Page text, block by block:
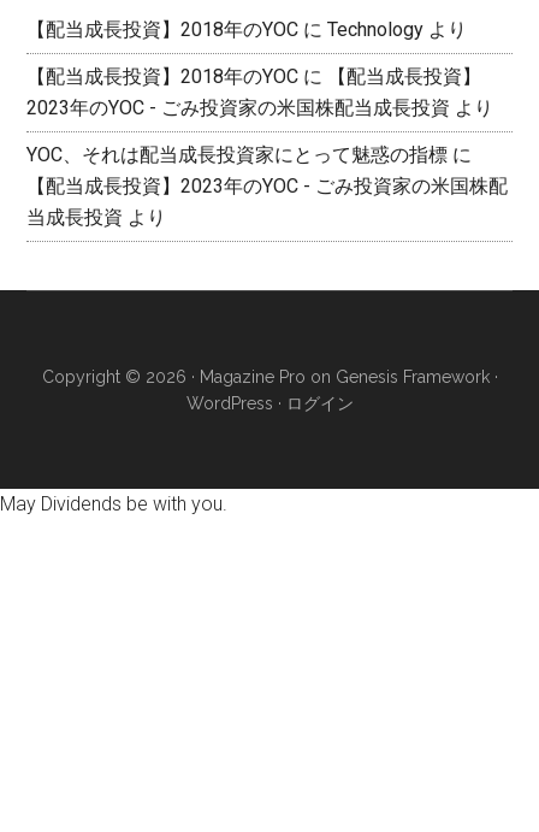
【配当成長投資】2018年のYOC にTechnology より
【配当成長投資】2018年のYOC に
【配当成長投資】
2023年のYOC - ごみ投資家の米国株配当成長投資 より
YOC、それは配当成長投資家にとって魅惑の指標 に
【配当成長投資】2023年のYOC - ごみ投資家の米国株配
当成長投資 より
Copyright © 2026 · Magazine Pro on Genesis Framework·
WordPress · ログイン
May Dividends be with you.